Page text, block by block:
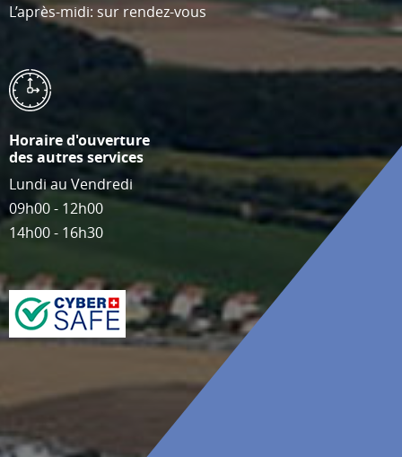
L’après-midi: sur rendez-vous
Horaire d'ouverture
des autres services
Lundi au Vendredi
09h00 - 12h00
14h00 - 16h30